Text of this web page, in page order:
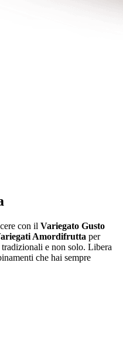
con il Variegato Gusto
Amordifrutta per
e non solo. Libera
che hai sempre